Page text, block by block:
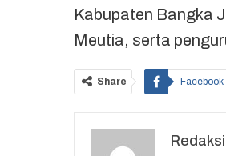
Kabupaten Bangka
Meutia, serta
Share Facebook
Redaksi